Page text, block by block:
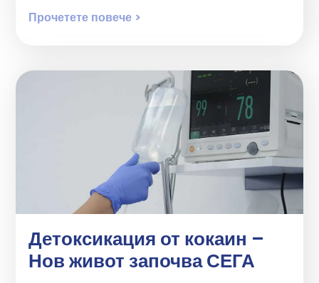
Прочетете повече >
Детоксикация от кокаин –
Нов живот започва СЕГА